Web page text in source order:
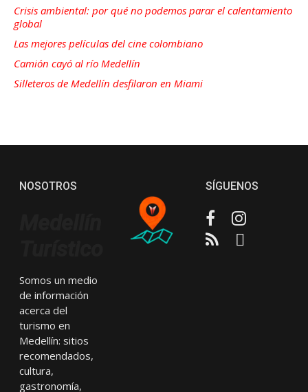
Crisis ambiental: por qué no podemos parar el calentamiento
global
Las mejores películas del cine colombiano
Camión cayó al río Medellín
Silleteros de Medellín desfilaron en Miami
NOSOTROS
Somos un medio
de información
acerca del
turismo en
Medellín: sitios
recomendados,
cultura,
gastronomía,
SÍGUENOS
FacebookInstagram